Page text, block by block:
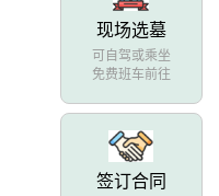
现场选墓
可自驾或乘坐
免费班车前往
签订合同